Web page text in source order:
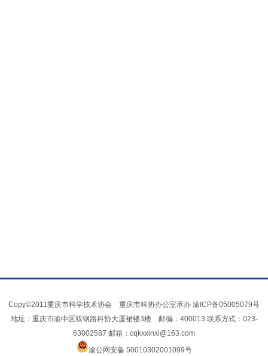
Copy©2011重庆市科学技术协会 重庆市科协办公室承办 渝ICP备05005079号
地址：重庆市渝中区双钢路科协大厦裙楼3楼 邮编：400013 联系方式：023-
63002587 邮箱：cqkxxinxi@163.com
渝公网安备 50010302001099号